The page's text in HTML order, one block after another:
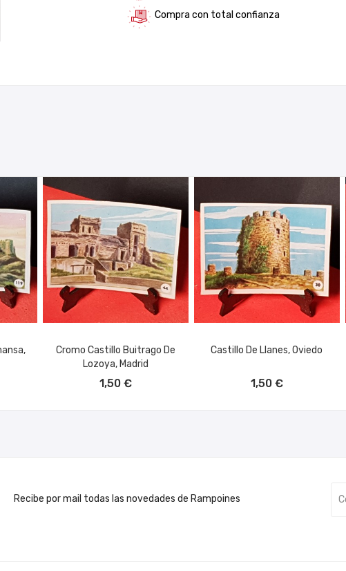
Compra con total confianza
Cromo Castillo Buitrago De
Lozoya, Madrid
1,50 €
Castillo De Llanes, Oviedo
1,50 €
Recibe por mail todas las novedades de Rampoines